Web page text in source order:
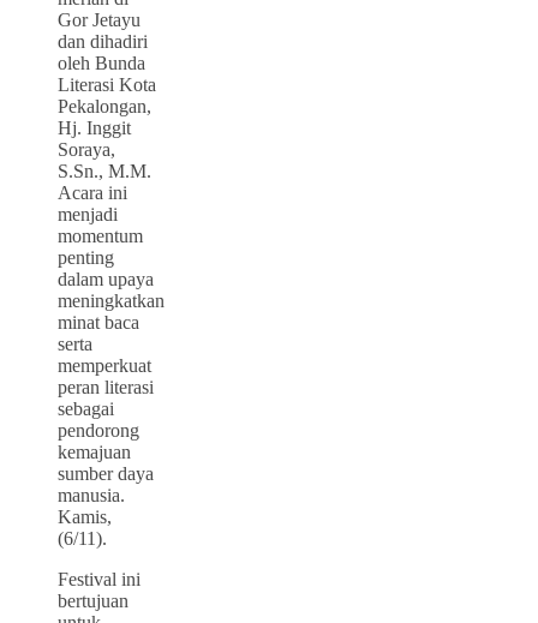
Gor Jetayu
dan dihadiri
oleh Bunda
Literasi Kota
Pekalongan,
Hj. Inggit
Soraya,
S.Sn., M.M.
Acara ini
menjadi
momentum
penting
dalam upaya
meningkatkan
minat baca
serta
memperkuat
peran literasi
sebagai
pendorong
kemajuan
sumber daya
manusia.
Kamis,
(6/11).
Festival ini
bertujuan